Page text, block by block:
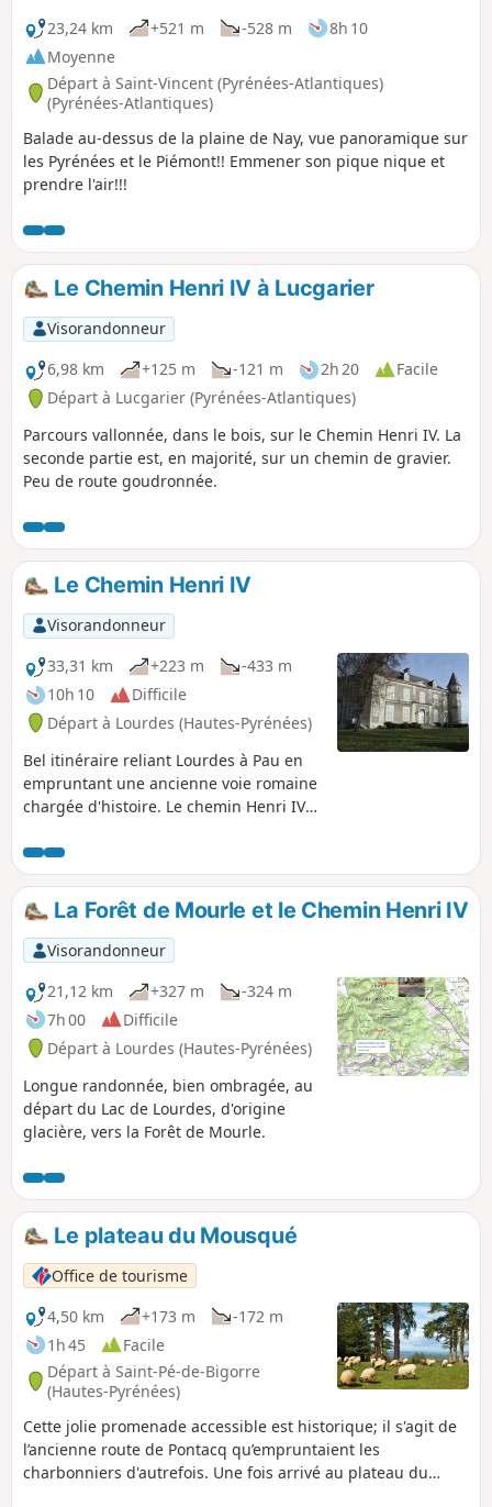
23,24 km
+521 m -528 m
8h 10
Moyenne
Départ à Saint-Vincent (Pyrénées-Atlantiques)
(Pyrénées-Atlantiques)
Balade au-dessus de la plaine de Nay, vue panoramique sur
les Pyrénées et le Piémont!! Emmener son pique nique et
prendre l'air!!!
Le Chemin Henri IV à Lucgarier
Visorandonneur
6,98 km
+125 m -121 m 2h 20
Facile
Départ à Lucgarier (Pyrénées-Atlantiques)
Parcours vallonnée, dans le bois, sur le Chemin Henri IV. La
seconde partie est, en majorité, sur un chemin de gravier.
Peu de route goudronnée.
Le Chemin Henri IV
Visorandonneur
33,31 km
+223 m
-433 m
10h 10
Difficile
Départ à Lourdes (Hautes-Pyrénées)
Bel itinéraire reliant Lourdes à Pau en
empruntant une ancienne voie romaine
chargée d'histoire. Le chemin Henri IV
Hautes-Pyrénées et des Pyrénées-
Atlantiques, sur les coteaux au pied des
Pyrénées.
La Forêt de Mourle et le Chemin Henri IV
Visorandonneur
21,12 km
+327 m
-324 m
7h 00
Difficile
Départ à Lourdes (Hautes-Pyrénées)
Longue randonnée, bien ombragée, au
départ du Lac de Lourdes, d'origine
glacière, vers la Forêt de Mourle.
Le plateau du Mousqué
Office de tourisme
4,50 km
+173 m
-172 m
1h 45
Facile
Départ à Saint-Pé-de-Bigorre
(Hautes-Pyrénées)
Cette jolie promenade accessible est historique; il s'agit de
l’ancienne route de Pontacq qu’empruntaient les
charbonniers d'autrefois. Une fois arrivé au plateau du